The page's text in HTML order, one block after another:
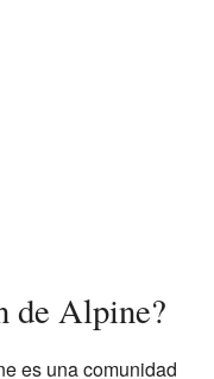
de Alpine?
es una comunidad